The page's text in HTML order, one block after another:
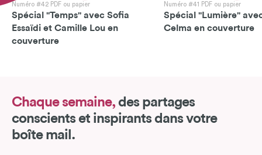
Numéro #42 PDF ou papier
Spécial "Temps" avec Sofia
Essaïdi et Camille Lou en
couverture
Numéro #41 PDF ou papier
Spécial "Lumière"
Celma en couverture
Chaque semaine, des partages
conscients et inspirants dans votre
boîte mail.